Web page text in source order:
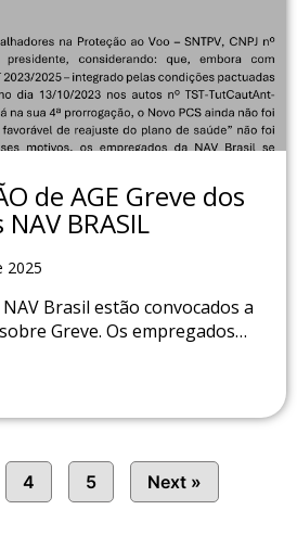
de AGE Greve dos
BRASIL
2025
Brasil estão convocados a
Greve. Os empregados…
4 5 Next »